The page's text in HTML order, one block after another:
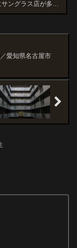
ングラス店が多い
に駐輪しているジ
愛知県名古屋市